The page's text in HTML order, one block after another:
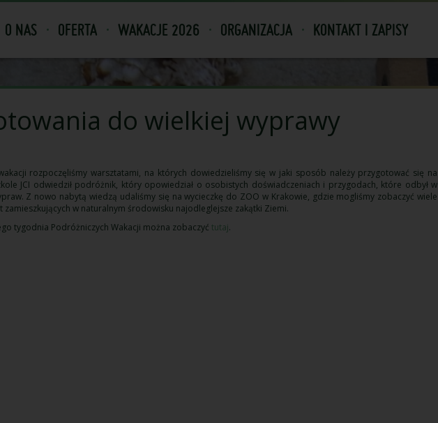
O NAS OFERTA WAKACJE 2026 ORGANIZACJA KONTAKT I ZAPISY
do wielkiej wyprawy
rozpoczęliśmy warsztatami, na których dowiedzieliśmy się w jaki sposób należy przygotować się na
JCI odwiedził podróżnik, który opowiedział o osobistych doświadczeniach i przygodach, które odbył w
Z nowo nabytą wiedzą udaliśmy się na wycieczkę do ZOO w Krakowie, gdzie mogliśmy zobaczyć wiele
zamieszkujących w naturalnym środowisku najodleglejsze zakątki Ziemi.
tygodnia Podróżniczych Wakacji można zobaczyć tutaj.